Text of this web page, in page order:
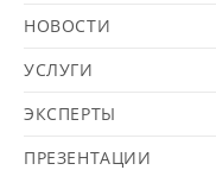
НОВОСТИ
УСЛУГИ
ЭКСПЕРТЫ
ПРЕЗЕНТАЦИИ